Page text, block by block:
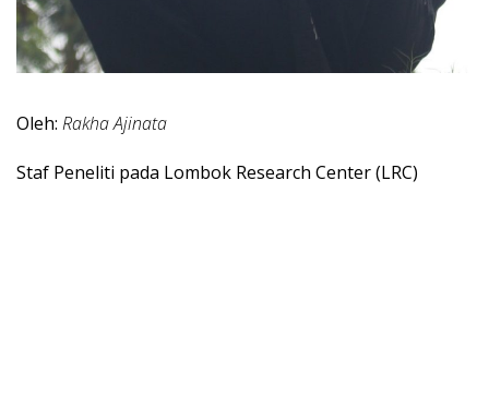
Oleh: Rakha Ajinata
Staf Peneliti pada Lombok Research Center (LRC)